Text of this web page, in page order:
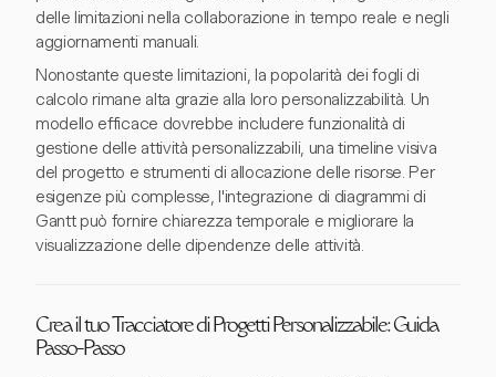
delle limitazioni nella collaborazione in tempo reale e negli
aggiornamenti manuali.
Nonostante queste limitazioni, la popolarità dei fogli di
calcolo rimane alta grazie alla loro personalizzabilità. Un
modello efficace dovrebbe includere funzionalità di
gestione delle attività personalizzabili, una timeline visiva
del progetto e strumenti di allocazione delle risorse. Per
esigenze più complesse, l'integrazione di diagrammi di
Gantt può fornire chiarezza temporale e migliorare la
visualizzazione delle dipendenze delle attività.
Crea il tuo Tracciatore di Progetti Personalizzabile: Guida
Passo-Passo